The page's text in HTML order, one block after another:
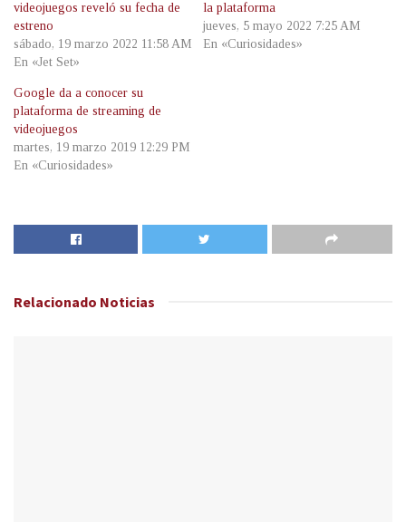
videojuegos reveló su fecha de
estreno
sábado, 19 marzo 2022 11:58 AM
En «Jet Set»
la plataforma
jueves, 5 mayo 2022 7:25 AM
En «Curiosidades»
Google da a conocer su
plataforma de streaming de
videojuegos
martes, 19 marzo 2019 12:29 PM
En «Curiosidades»
Relacionado Noticias